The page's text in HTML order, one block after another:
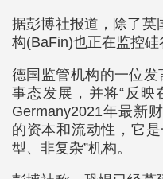
据彭博社报道，除了英
构(BaFin)也正在监控硅
德国监管机构的一位发
事态发展，并将“反映
Germany2021年最新
的资本和流动性，它
型、非复杂”机构。